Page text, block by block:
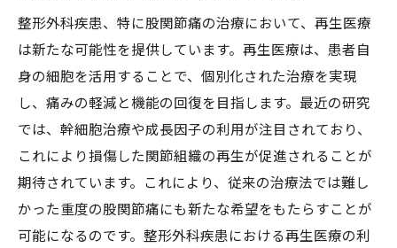
整形外科疾患、特に股関節痛の治療において、再生医療
は新たな可能性を提供しています。再生医療は、患者自
身の細胞を活用することで、個別化された治療を実現
し、痛みの軽減と機能の回復を目指します。最近の研究
では、幹細胞治療や成長因子の利用が注目されており、
これにより損傷した関節組織の再生が促進されることが
期待されています。これにより、従来の治療法では難し
かった重度の股関節痛にも新たな希望をもたらすことが
可能になるのです。整形外科疾患における再生医療の利